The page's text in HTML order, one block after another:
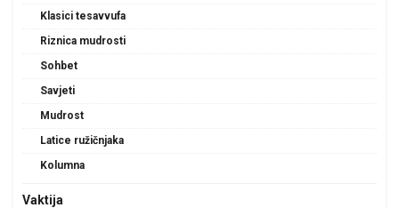
Klasici tesavvufa
Riznica mudrosti
Sohbet
Savjeti
Mudrost
Latice ružičnjaka
Kolumna
Vaktija